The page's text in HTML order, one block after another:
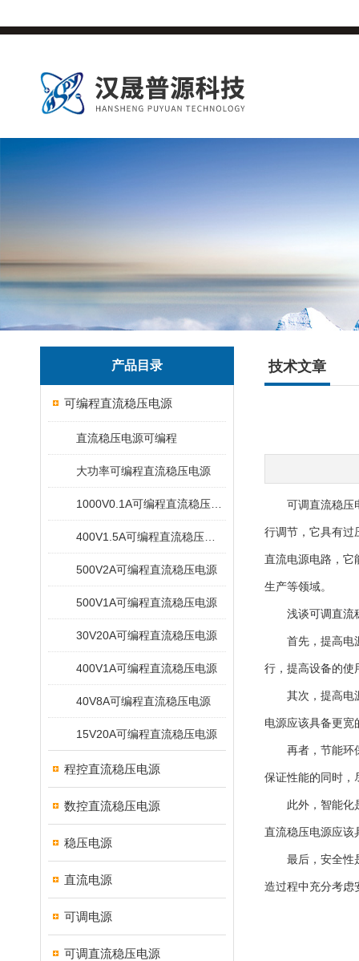
产品目录
可编程直流稳压电源
直流稳压电源可编程
大功率可编程直流稳压电源
500V2A可编程直流稳压电源
500V1A可编程直流稳压电源
30V20A可编程直流稳压电源
400V1A可编程直流稳压电源
40V8A可编程直流稳压电源
15V20A可编程直流稳压电源
程控直流稳压电源
数控直流稳压电源
稳压电源
直流电源
可调电源
可调直流稳压电源
技术文章
可调直流稳压电
行调节，它具有过
直流电源电路，它
生产等领域。
浅谈可调直流
首先，提高电源
行，提高设备的使
其次，提高电源
电源应该具备更宽
再者，节能环保
保证性能的同时，
此外，智能化是
直流稳压电源应该
最后，安全性是
造过程中充分考虑